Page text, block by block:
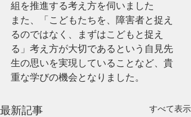
組を推進する考え方を伺いました
また、「こどもたちを、障害者と捉え
るのではなく、まずはこどもと捉え
る」考え方が大切であるという自見先
生の思いを実現していることなど、貴
重な学びの機会となりました。
最新記事 すべて表示